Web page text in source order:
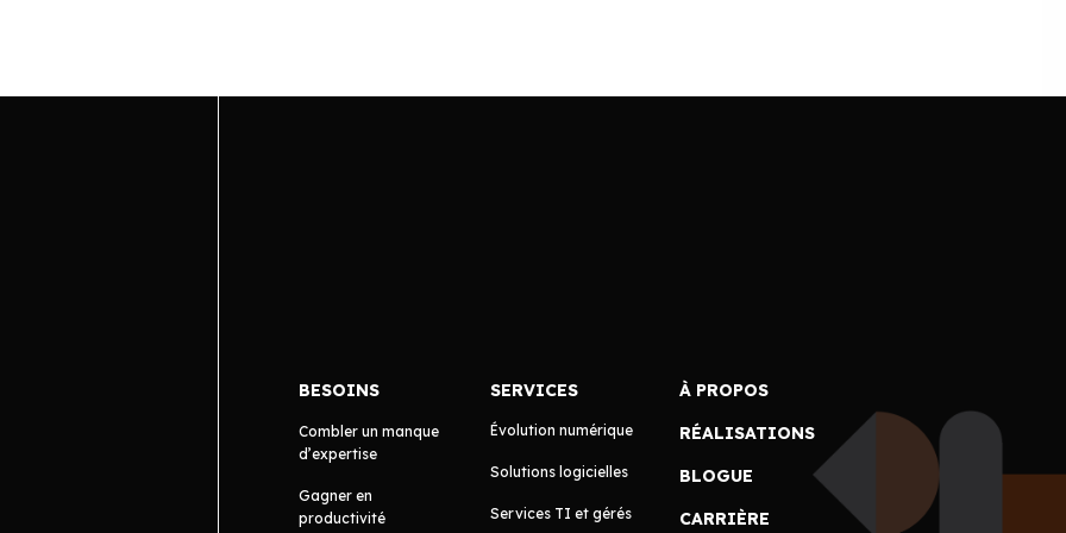
BESOINS
Combler un manque
d’expertise
Gagner en
productivité
SERVICES
Évolution numérique
Solutions logicielles
Services TI et gérés
À PROPOS
RÉALISATIONS
BLOGUE
CARRIÈRE